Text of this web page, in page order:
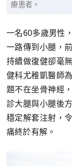
療患者。
一名60多歲男性
一路傳到小腿，
持續做復健卻毫
健科尤稚凱醫師
題不在坐骨神經
診大腿與小腿後
穩定解套注射，
痛終於有解。